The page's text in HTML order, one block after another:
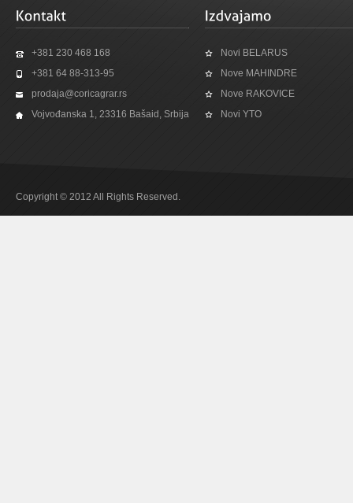
+381 230 468 168
+381 64 88-313-95
prodaja@coricagrar.rs
Vojvođanska 1, 23316 Bašaid, Srbija
Novi BELARUS
Nove MAHINDRE
Nove RAKOVICE
Novi YTO
Copyright © 2012 All Rights Reserved.